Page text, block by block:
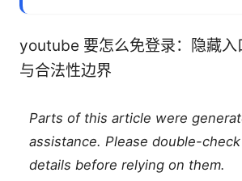
youtube 要怎么免登录：隐藏入
与合法性边界
Parts of this article were
assistance. Please double-
details before relying on them.